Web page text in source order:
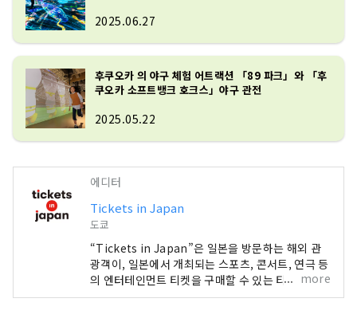
2025.06.27
후쿠오카 의 야구 체험 어트랙션 「89 파크」와 「후
쿠오카 소프트뱅크 호크스」야구 관전
2025.05.22
에디터
Tickets in Japan
도쿄
“Tickets in Japan”은 일본을 방문하는 해외 관
광객이, 일본에서 개최되는 스포츠, 콘서트, 연극 등
의 엔터테인먼트 티켓을 구매할 수 있는 티켓 판매
서비스입니다.
more